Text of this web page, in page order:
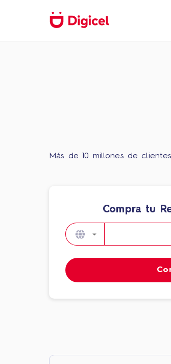
Más de 10 millones de
Compra tu